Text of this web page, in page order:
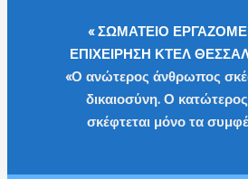
« ΣΩΜΑΤΕΙΟ
ΕΠΙΧΕΙΡΗΣΗ ΚΤΕΛ
«Ο ανώτερος άνθρωπος
δικαιοσύνη. Ο
σκέφτεται μόνο τα